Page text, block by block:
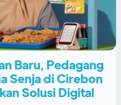
Baru, Pedagang
Senja di Cirebon
Solusi Digital